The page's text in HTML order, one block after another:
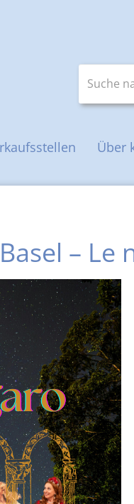
Über
– Le